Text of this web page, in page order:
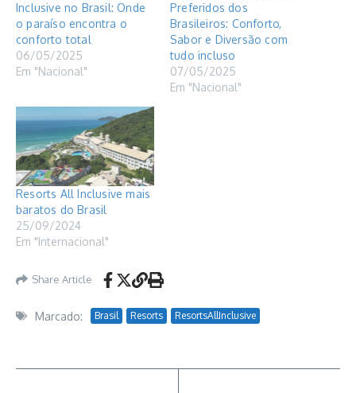
Inclusive no Brasil: Onde
o paraíso encontra o
conforto total
06/05/2025
Em "Nacional"
Preferidos dos
Brasileiros: Conforto,
Sabor e Diversão com
tudo incluso
07/05/2025
Em "Nacional"
Resorts All Inclusive mais
baratos do Brasil
25/09/2024
Em "Internacional"
Share Article
Marcado: Brasil Resorts ResortsAllInclusive